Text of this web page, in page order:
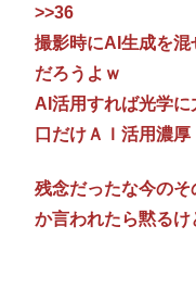
>>36
撮影時にAI生成を
だろうよｗ
AI活用すれば光学
口だけＡＩ活用濃厚
残念だったな今の
か言われたら黙るけ